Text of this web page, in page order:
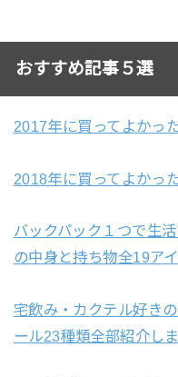
おすすめ記事５選
2017年に買ってよかっ
2018年に買ってよかっ
バックパック１つで生
の中身と持ち物全19ア
宅飲み・カクテル好き
ール23種類全部紹介し